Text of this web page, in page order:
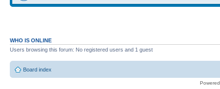
WHO IS ONLINE
Users browsing this forum: No registered users and 1 guest
Board index